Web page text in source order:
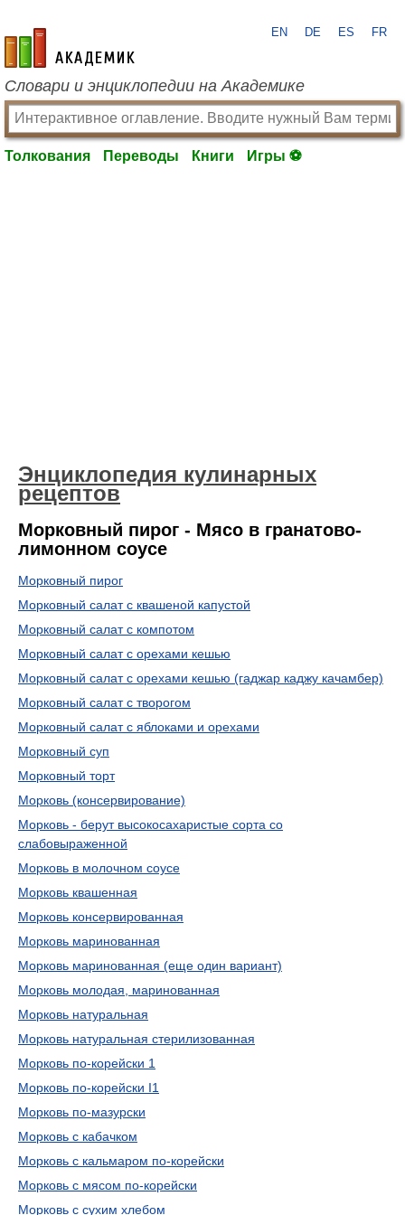
academic.ru
EN DE ES FR
Словари и энциклопедии на Академике
Толкования Переводы Книги Игры ⚽
Энциклопедия кулинарных
рецептов
Морковный пирог - Мясо в гранатово-
лимонном соусе
Морковный пирог
Морковный салат с квашеной капустой
Морковный салат с компотом
Морковный салат с орехами кешью
Морковный салат с орехами кешью (гаджар каджу качамбер)
Морковный салат с творогом
Морковный салат с яблоками и орехами
Морковный суп
Морковный торт
Морковь (консервирование)
Морковь - берут высокосахаристые сорта со
слабовыраженной
Морковь в молочном соусе
Морковь квашенная
Морковь консервированная
Морковь маринованная
Морковь маринованная (еще один вариант)
Морковь молодая, маринованная
Морковь натуральная
Морковь натуральная стерилизованная
Морковь по-корейски 1
Морковь по-корейски I1
Морковь по-мазурски
Морковь с кабачком
Морковь с кальмаром по-корейски
Морковь с мясом по-корейски
Морковь с сухим хлебом